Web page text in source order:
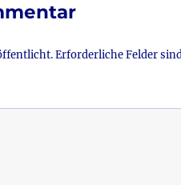
o
k
Erforderliche Felder